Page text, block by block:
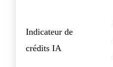
Indicateur de
crédits IA